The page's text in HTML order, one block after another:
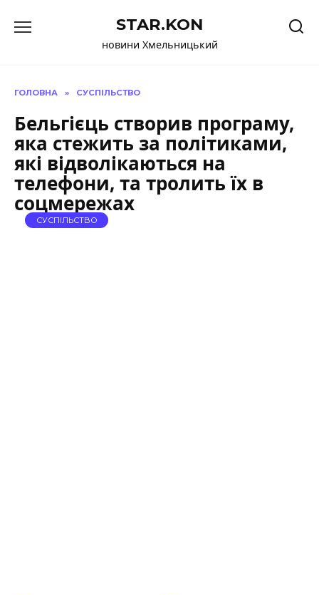
до
STAR.KON
новини Хмельницький
ГОЛОВНА » СУСПІЛЬСТВО
Бельгієць створив програму,
яка стежить за політиками,
які відволікаються на
телефони, та тролить їх в
соцмережах
СУСПІЛЬСТВО